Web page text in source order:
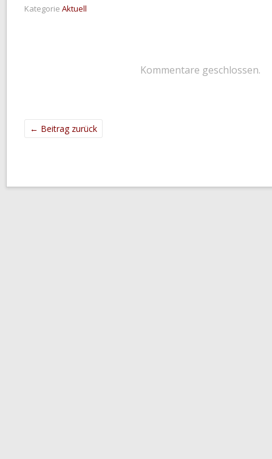
Kategorie Aktuell
Kommentare geschlossen.
← Beitrag zurück